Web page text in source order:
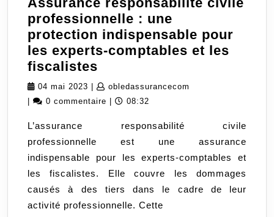
professionnelle : une
protection indispensable pour
les experts-comptables et les
fiscalistes
responsabilité
civile
une
protection
indispensable
pour
les
04 mai 2023 04
mai
obledassurancecom
0 commentaire 08:32
L’assurance responsabilité civile
professionnelle est une assurance
indispensable pour les experts-comptables et
les fiscalistes. Elle couvre les dommages
causés à des tiers dans le cadre de leur
activité professionnelle. Cette